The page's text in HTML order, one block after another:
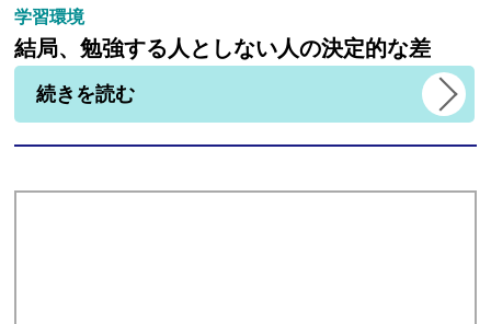
学習環境
結局、勉強する人としない人の決定的な差
続きを読む